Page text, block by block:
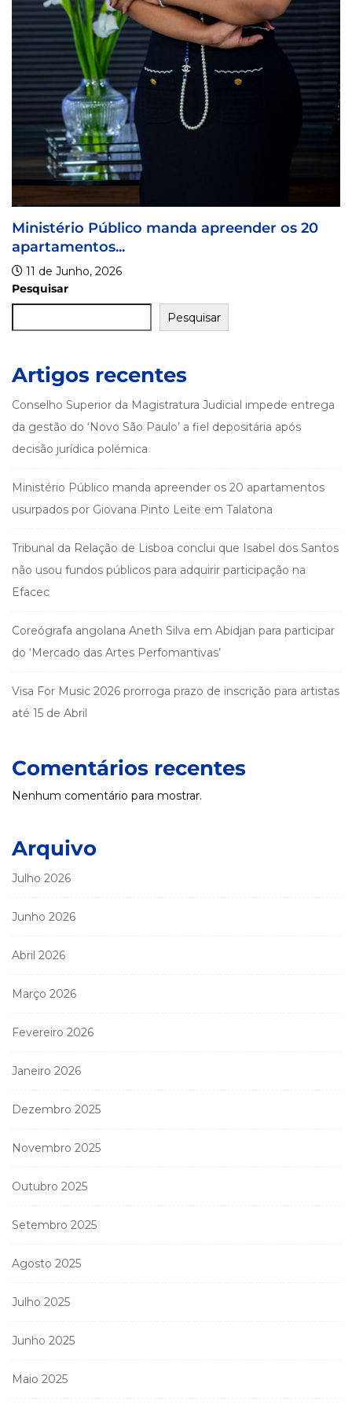
os 20
Pesquisar
Pesquisar
Artigos recentes
Conselho Superior da Magistratura Judicial impede entrega
da gestão do ‘Novo São Paulo’ a fiel depositária após
decisão jurídica polémica
Ministério Público manda apreender os 20 apartamentos
usurpados por Giovana Pinto Leite em Talatona
Tribunal da Relação de Lisboa conclui que Isabel dos Santos
não usou fundos públicos para adquirir participação na
Efacec
Coreógrafa angolana Aneth Silva em Abidjan para participar
do ‘Mercado das Artes Perfomantivas’
Visa For Music 2026 prorroga prazo de inscrição para artistas
até 15 de Abril
Comentários recentes
Nenhum comentário para mostrar.
Arquivo
Julho 2026
Junho 2026
Abril 2026
Março 2026
Fevereiro 2026
Janeiro 2026
Dezembro 2025
Novembro 2025
Outubro 2025
Setembro 2025
Agosto 2025
Julho 2025
Junho 2025
Maio 2025